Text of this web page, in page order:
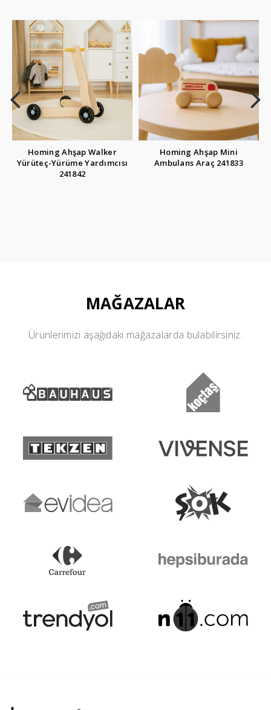
Homing Ahşap Mini
Ambulans Araç 241833
Homing Çocuklar İçin
Kara Tahta 241851
MAĞAZALAR
Ürünlerimizi aşağıdaki mağazalarda bulabilirsiniz.